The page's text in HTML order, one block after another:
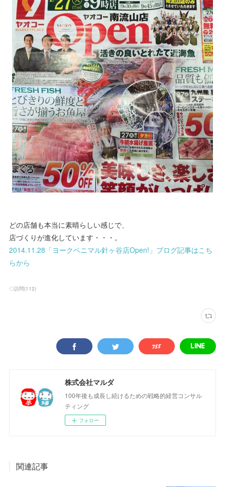
どの店舗も本当に素晴らしい感じで、
店づくりが進化しています・・・。
2014.11.28「ヨークベニマル針ヶ谷店Open!」ブログ記事はこち
らから
◇訪問(112)
株式会社マルダ
100年後も成長し続けるための戦略的経営コンサル
ティング
フォロー
関連記事